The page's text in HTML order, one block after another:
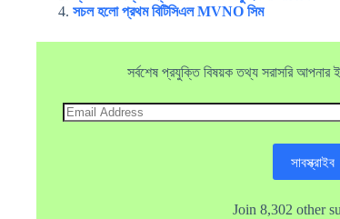
সচল হলো প্রথম বিটিসিএল MVNO সিম
সর্বশেষ প্রযুক্তি বিষয়ক তথ্য সরাসরি আপনার
Email
Address
সাবস্ক্রাইব
Join 8,302 other